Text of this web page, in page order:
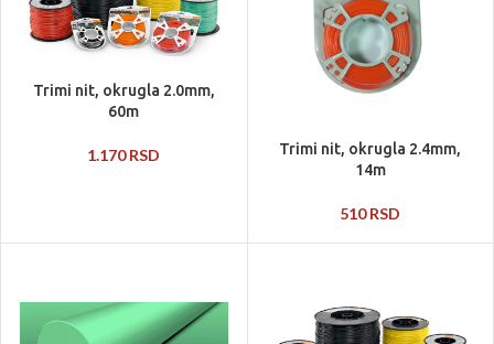
Trimi nit, okrugla 2.0mm,
60m
1.170RSD
Trimi nit, okrugla 2.4mm,
14m
510RSD